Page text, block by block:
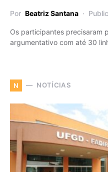
Por Beatriz Santana
Os participantes precisaram
argumentativo com até 30
N NOTÍCIAS